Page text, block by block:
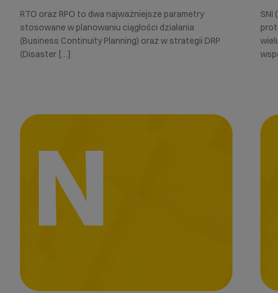
RTO oraz RPO to dwa najważniejsze parametry
stosowane w planowaniu ciągłości działania
(Business Continuity Planning) oraz w strategii DRP
(Disaster […]
SNI
N